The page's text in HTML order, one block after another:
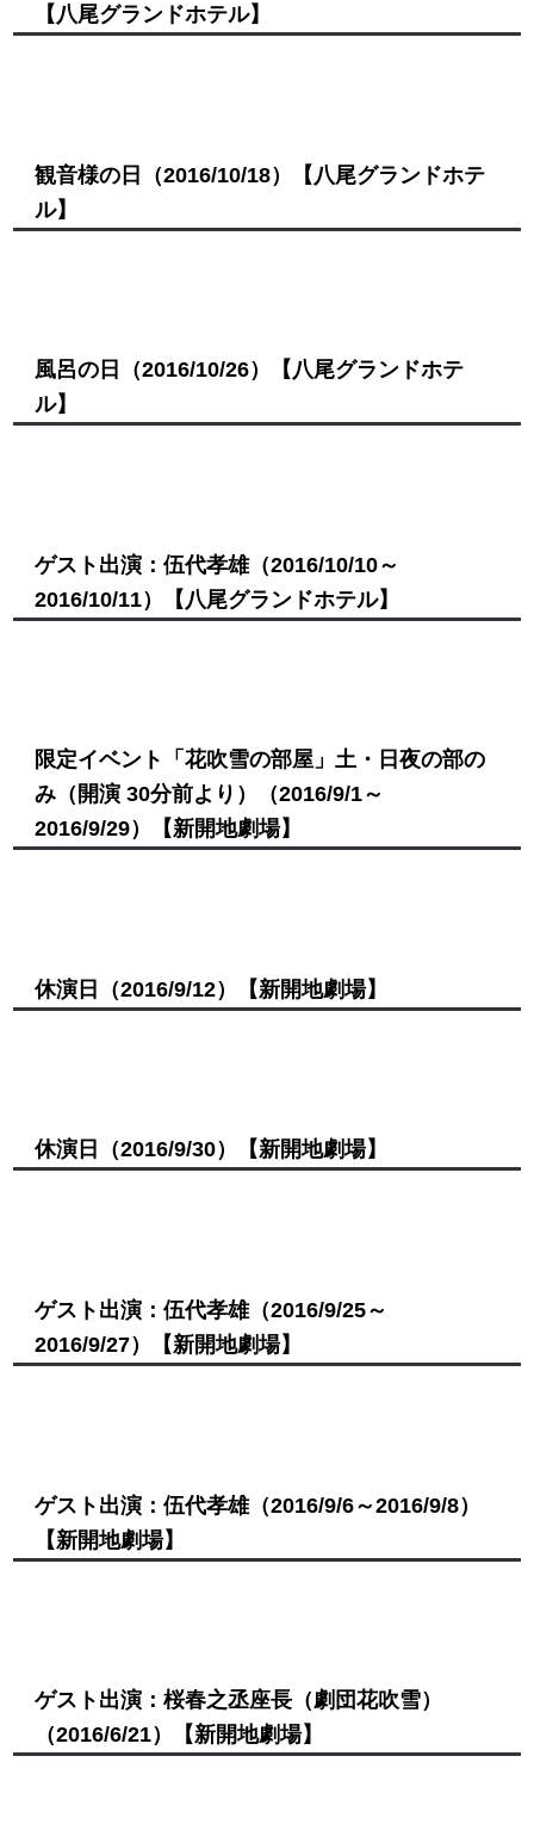
【八尾グランドホテル】
観音様の日 （2016/10/18）
【八尾グランドホテ
ル】
風呂の日 （2016/10/26）
【八尾グランドホテ
ル】
ゲスト出演：伍代孝雄（2016/10/10～
2016/10/11）
【八尾グランドホテル】
限定イベント「花吹雪の部屋」土・日夜の部の
み（開演 30分前より）
（2016/9/1～
2016/9/29）
【新開地劇場】
休演日 （2016/9/12） 【新開地劇場】
休演日 （2016/9/30） 【新開地劇場】
ゲスト出演：伍代孝雄（2016/9/25～
2016/9/27）
【新開地劇場】
ゲスト出演：伍代孝雄（2016/9/6～2016/9/8）
【新開地劇場】
ゲスト出演：桜春之丞座長（劇団花吹雪）
（2016/6/21）
【新開地劇場】